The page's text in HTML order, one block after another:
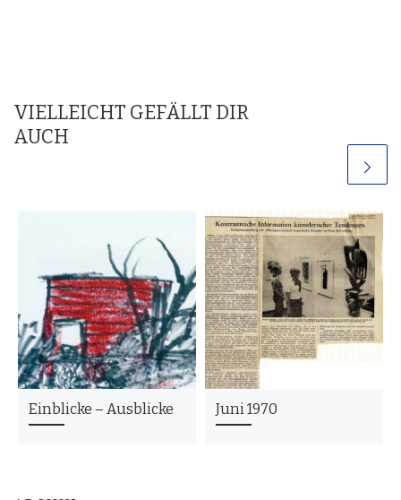
VIELLEICHT GEFÄLLT DIR
AUCH
Einblicke – Ausblicke Juni 1970